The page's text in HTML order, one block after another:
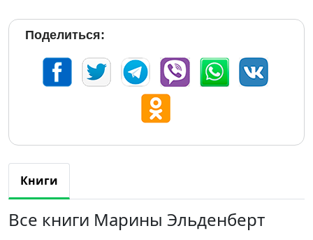
Поделиться:
Книги
Все книги Марины Эльденберт